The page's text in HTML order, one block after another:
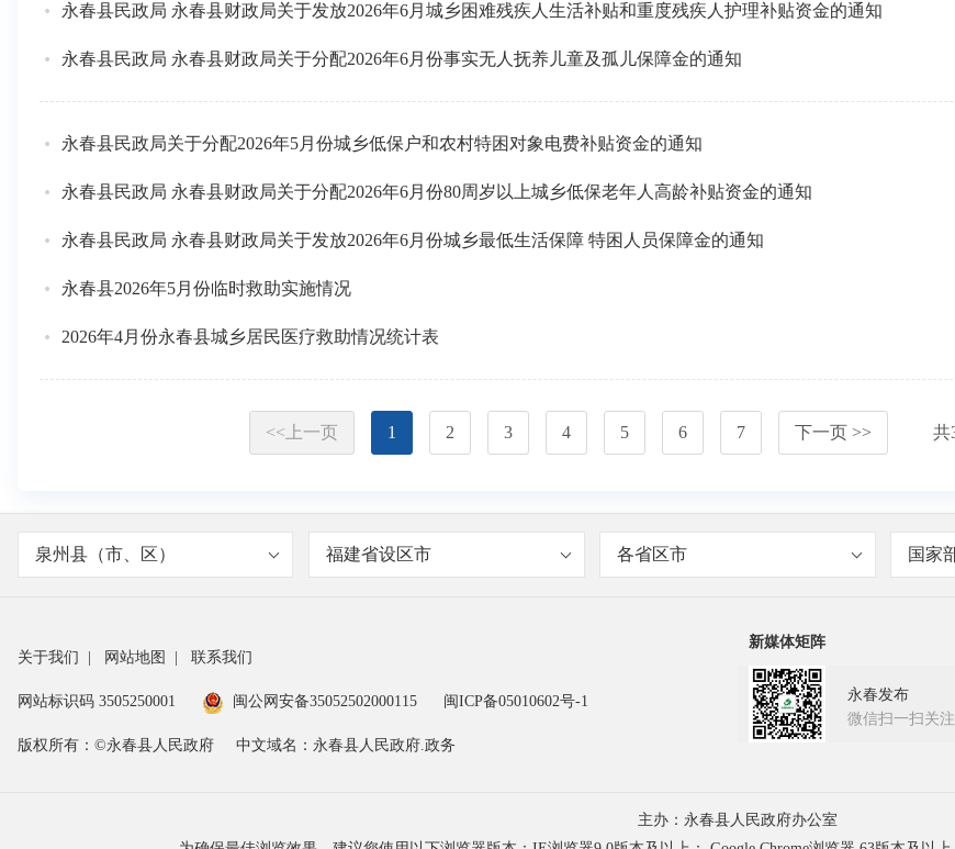
永春县民政局 永春县财政局关于发放2026年6月城乡困难残疾人生活补贴和重度残疾人护理补贴资金的通知
永春县民政局 永春县财政局关于分配2026年6月份事实无人抚养儿童及孤儿保障金的通知
永春县民政局关于分配2026年5月份城乡低保户和农村特困对象电费补贴资金的通知
永春县民政局 永春县财政局关于分配2026年6月份80周岁以上城乡低保老年人高龄补贴资金的通知
永春县民政局 永春县财政局关于发放2026年6月份城乡最低生活保障 特困人员保障金的通知
永春县2026年5月份临时救助实施情况
2026年4月份永春县城乡居民医疗救助情况统计表
<<上一页 1 2 3 4 5 6 7 下一页 >> 共
泉州县（市、区） 福建省设区市 各省区市 国家
关于我们 网站地图 联系我们
网站标识码 3505250001 闽公网安备35052502000115 闽ICP备05010602号-1
版权所有：©永春县人民政府 中文域名：永春县人民政府.政务
新媒体矩阵
永春发布
微信扫一扫关注
主办：永春县人民政府办公室